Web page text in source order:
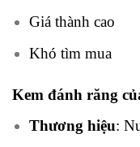
Giá thành cao
Khó tìm mua
Kem đánh răng
Thương hiệu: